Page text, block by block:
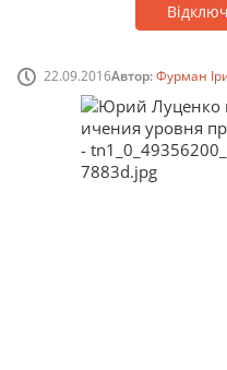
22.09.2016Автор:Фурман